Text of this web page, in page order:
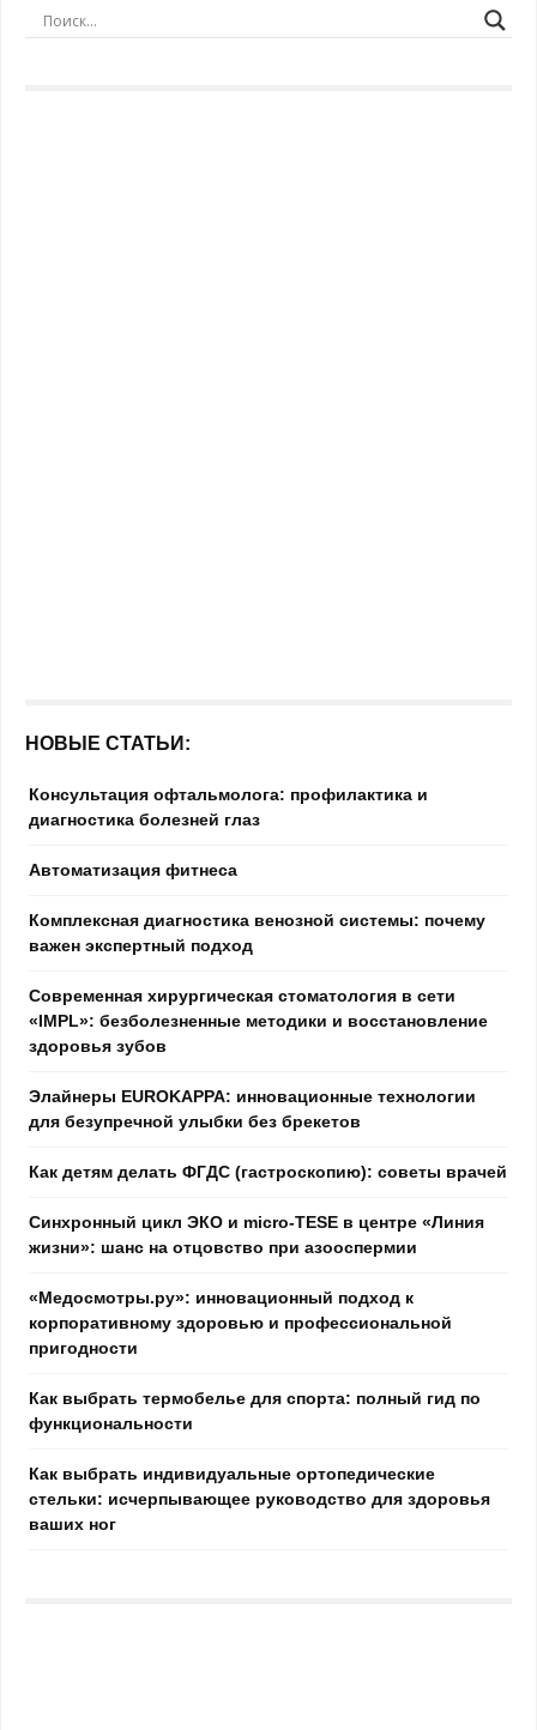
НОВЫЕ СТАТЬИ:
Консультация офтальмолога: профилактика и
диагностика болезней глаз
Автоматизация фитнеса
Комплексная диагностика венозной системы: почему
важен экспертный подход
Современная хирургическая стоматология в сети
«IMPL»: безболезненные методики и восстановление
здоровья зубов
Элайнеры EUROKAPPA: инновационные технологии
для безупречной улыбки без брекетов
Как детям делать ФГДС (гастроскопию): советы врачей
Синхронный цикл ЭКО и micro-TESE в центре «Линия
жизни»: шанс на отцовство при азооспермии
«Медосмотры.ру»: инновационный подход к
корпоративному здоровью и профессиональной
пригодности
Как выбрать термобелье для спорта: полный гид по
функциональности
Как выбрать индивидуальные ортопедические
стельки: исчерпывающее руководство для здоровья
ваших ног